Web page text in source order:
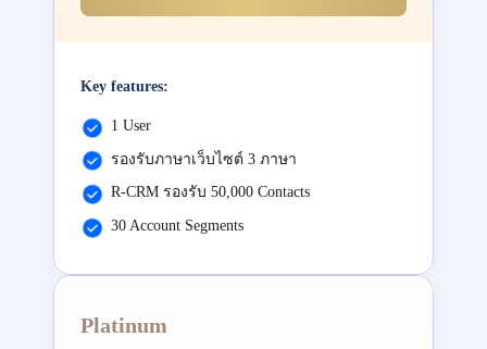
Key features:
1 User
รองรับภาษาเว็บไซต์ 3 ภาษา
R-CRM รองรับ 50,000 Contacts
30 Account Segments
Platinum